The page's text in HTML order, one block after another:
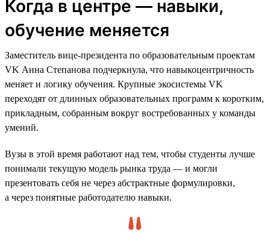
Когда в центре — навыки,
обучение меняется
Заместитель вице-президента по образовательным проектам
VK Анна Степанова подчеркнула, что навыкоцентричность
меняет и логику обучения. Крупные экосистемы VK
переходят от длинных образовательных программ к коротким,
прикладным, собранным вокруг востребованных у команды
умений.
Вузы в этой время работают над тем, чтобы студенты лучше
понимали текущую модель рынка труда — и могли
презентовать себя не через абстрактные формулировки,
а через понятные работодателю навыки.